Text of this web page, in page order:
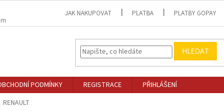
JAK NAKUPOVAT PLATBA PLATBY GOPAY
HLEDAT
PODMÍNKY REGISTRACE
PŘIHLÁŠENÍ
RENAULT